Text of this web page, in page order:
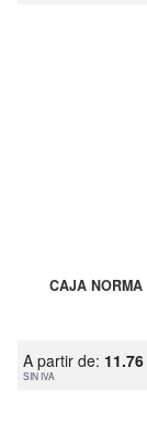
CAJA NORMA
A partir de:
SIN IVA